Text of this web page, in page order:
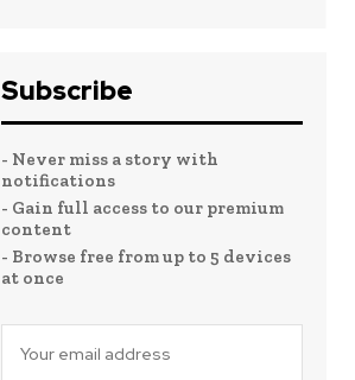
Subscribe
- Never miss a story with
notifications
- Gain full access to our premium
content
- Browse free from up to 5 devices
at once